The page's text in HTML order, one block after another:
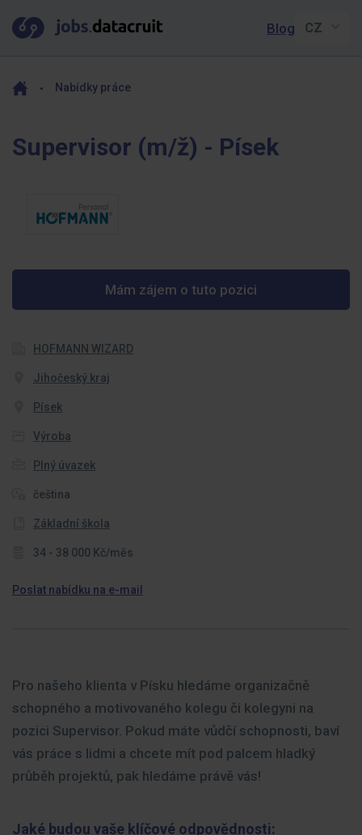
Blog
Nabídky práce
Supervisor (m/ž) - Písek
Mám zájem o tuto pozici
HOFMANN WIZARD
Jihočeský kraj
Písek
Výroba
Plný úvazek
čeština
Základní škola
34 - 38 000 Kč/měs
Poslat nabídku na e-mail
Pro našeho klienta v Písku hledáme organizačně
schopného a motivovaného kolegu či kolegyni na
pozici Supervisor. Pokud máte vůdčí schopnosti, baví
vás práce s lidmi a chcete mít pod palcem hladký
průběh projektů, pak hledáme právě vás!
Jaké budou vaše klíčové odpovědnosti: